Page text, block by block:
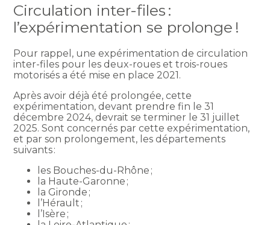
Circulation inter-files :
l’expérimentation se prolonge !
Pour rappel, une expérimentation de circulation
inter-files pour les deux-roues et trois-roues
motorisés a été mise en place 2021.
Après avoir déjà été prolongée, cette
expérimentation, devant prendre fin le 31
décembre 2024, devrait se terminer le 31 juillet
2025. Sont concernés par cette expérimentation,
et par son prolongement, les départements
suivants :
les Bouches-du-Rhône ;
la Haute-Garonne ;
la Gironde ;
l’Hérault ;
l’Isère ;